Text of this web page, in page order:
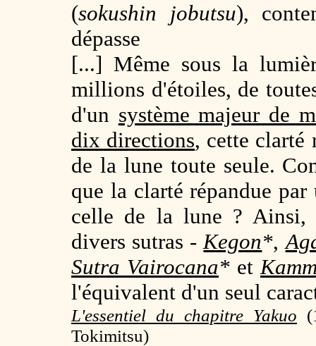
(sokushin jobutsu),
dépasse
[...] Même sous la
millions d'étoiles, de
d'un système majeur de
dix directions, cette clarté
de la lune toute seule.
que la clarté répandue
celle de la lune ? Ainsi,
divers sutras -Kegon*,
Sutra Vairocana* et
l'équivalent d'un seul
L'essentiel du chapitre Yakuo (
Tokimitsu)